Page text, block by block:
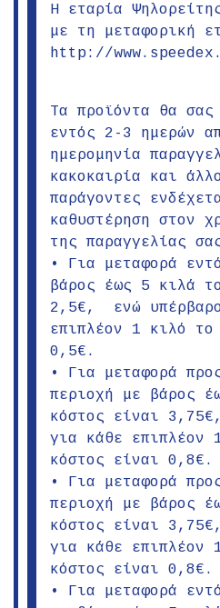
Η εταρία
με τη μεταφορική
http://
Τα προϊόντα θα σας
εντός 2-3 ημερών
ημερομηνία
κακοκαιρία και
παράγοντες
καθυστέρηση στον
της παραγγελίας
• Για μεταφορά
βάρος έως 5 κιλά
2,5€, ενώ
επιπλέον 1 κιλό το
0,5€.
• Για μεταφορά
περιοχή με βάρος
κόστος είναι
για κάθε επιπλέον
κόστος είναι 0,8€.
• Για μεταφορά
περιοχή με βάρος
κόστος είναι
για κάθε επιπλέον
κόστος είναι 0,8€.
• Για μεταφορά